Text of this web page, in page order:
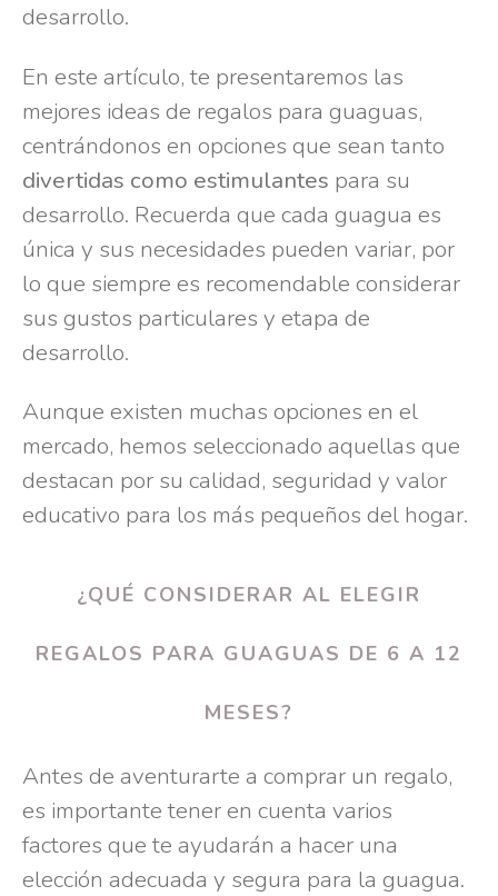
desarrollo.
En este artículo, te presentaremos las
mejores ideas de regalos para guaguas,
centrándonos en opciones que sean tanto
divertidas como estimulantes para su
desarrollo. Recuerda que cada guagua es
única y sus necesidades pueden variar, por
lo que siempre es recomendable considerar
sus gustos particulares y etapa de
desarrollo.
Aunque existen muchas opciones en el
mercado, hemos seleccionado aquellas que
destacan por su calidad, seguridad y valor
educativo para los más pequeños del hogar.
¿QUÉ CONSIDERAR AL ELEGIR
REGALOS PARA GUAGUAS DE 6 A 12
MESES?
Antes de aventurarte a comprar un regalo,
es importante tener en cuenta varios
factores que te ayudarán a hacer una
elección adecuada y segura para la guagua.